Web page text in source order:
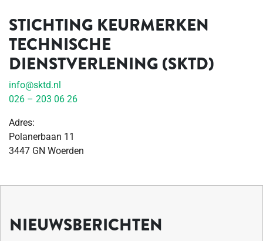
STICHTING KEURMERKEN
TECHNISCHE
DIENSTVERLENING (SKTD)
info@sktd.nl
026 – 203 06 26
Adres:
Polanerbaan 11
3447 GN Woerden
NIEUWSBERICHTEN